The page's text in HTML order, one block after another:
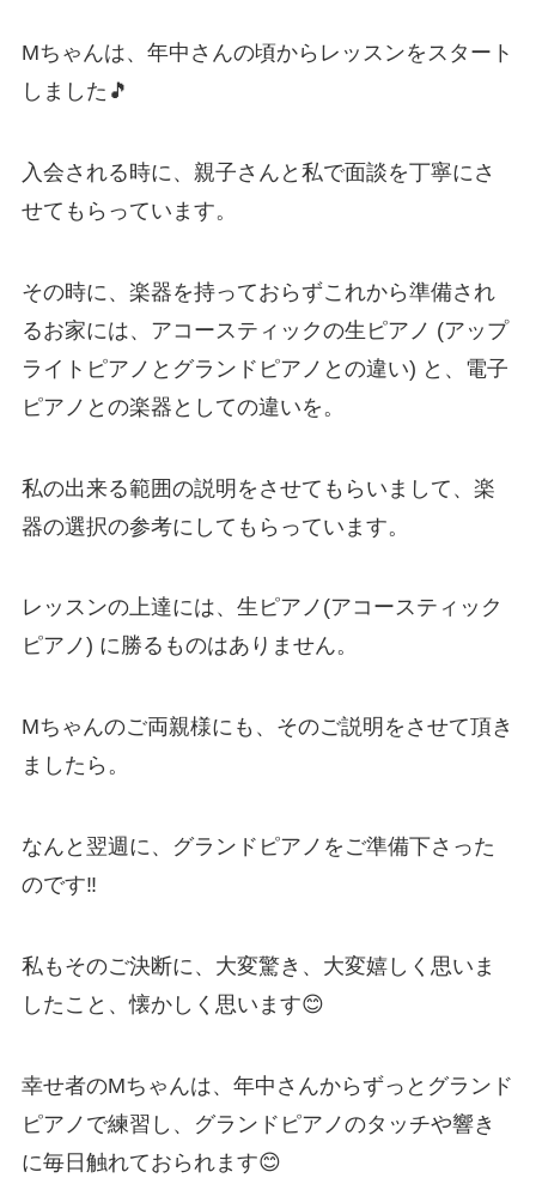
Mちゃんは、年中さんの頃からレッスンをスタート
しました🎵
入会される時に、親子さんと私で面談を丁寧にさ
せてもらっています。
その時に、楽器を持っておらずこれから準備され
るお家には、アコースティックの生ピアノ (アップ
ライトピアノとグランドピアノとの違い) と、電子
ピアノとの楽器としての違いを。
私の出来る範囲の説明をさせてもらいまして、楽
器の選択の参考にしてもらっています。
レッスンの上達には、生ピアノ(アコースティック
ピアノ) に勝るものはありません。
Mちゃんのご両親様にも、そのご説明をさせて頂き
ましたら。
なんと翌週に、グランドピアノをご準備下さった
のです‼️
私もそのご決断に、大変驚き、大変嬉しく思いま
したこと、懐かしく思います😊
幸せ者のMちゃんは、年中さんからずっとグランド
ピアノで練習し、グランドピアノのタッチや響き
に毎日触れておられます😊